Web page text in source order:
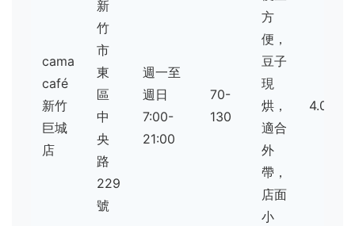
cama
café
新竹
巨城
店
新
竹
市
東
區
中
央
路
229
號
週一至
週日
7:00-
21:00
70-
130
方
便，
豆子
現
烘，
適合
外
帶，
店面
小
4.0